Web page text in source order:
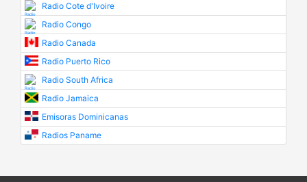
Radio Cote d'Ivoire
Radio Congo
Radio Canada
Radio Puerto Rico
Radio South Africa
Radio Jamaica
Emisoras Dominicanas
Radios Paname